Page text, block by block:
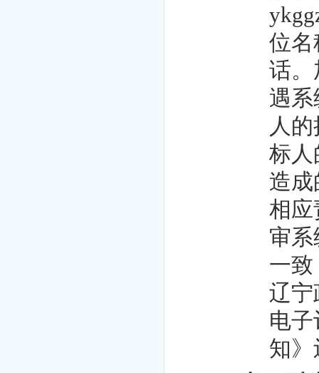
位名
话。
遇
人
标人
造
相应
审
一
辽宁
电
知